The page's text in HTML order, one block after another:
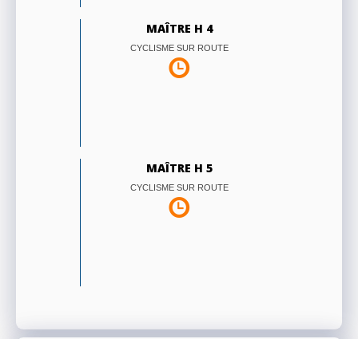
MAÎTRE H 4
CYCLISME SUR ROUTE
MAÎTRE H 5
CYCLISME SUR ROUTE